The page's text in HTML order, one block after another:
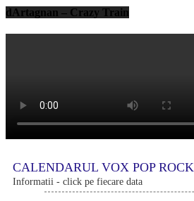
dArtagnan – Crazy Train
CALENDARUL VOX POP ROCK
Informatii - click pe fiecare data